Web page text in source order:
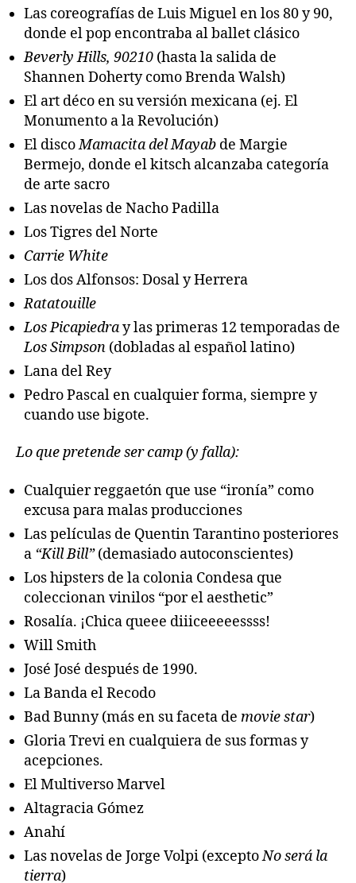
Las coreografías de Luis Miguel en los 80 y 90,
donde el pop encontraba al ballet clásico
Beverly Hills, 90210 (hasta la salida de
Shannen Doherty como Brenda Walsh)
El art déco en su versión mexicana (ej. El
Monumento a la Revolución)
El discoMamacita del Mayab de Margie
Bermejo, donde el kitsch alcanzaba categoría
de arte sacro
Las novelas de Nacho Padilla
Los Tigres del Norte
Carrie White
Los dos Alfonsos: Dosal y Herrera
Ratatouille
Los Picapiedray las primeras 12 temporadas de
Los Simpson (dobladas al español latino)
Lana del Rey
Pedro Pascal en cualquier forma, siempre y
cuando use bigote.
Lo que pretende ser camp (y falla):
Cualquier reggaetón que use “ironía” como
excusa para malas producciones
Las películas de Quentin Tarantino posteriores
a “Kill Bill”(demasiado autoconscientes)
Los hipsters de la colonia Condesa que
coleccionan vinilos “por el aesthetic”
Rosalía. ¡Chica queee diiiceeeeessss!
Will Smith
José José después de 1990.
La Banda el Recodo
Bad Bunny (más en su faceta de movie star)
Gloria Trevi en cualquiera de sus formas y
acepciones.
El Multiverso Marvel
Altagracia Gómez
Anahí
Las novelas de Jorge Volpi (exceptoNo será la
tierra)